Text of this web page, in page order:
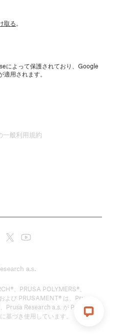
取る。
によって保護されており、Google
適用されます。
一般利用規約
a.s.
、PRUSA POLYMERS®、
び PRUSAMENT® は、Prusa
Prusa Research a.s. が Prusa
基づき使用しています。